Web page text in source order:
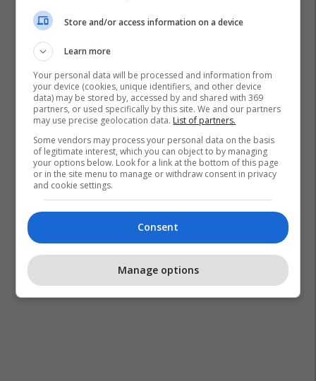
Store and/or access information on a device
Learn more
Your personal data will be processed and information from
your device (cookies, unique identifiers, and other device
data) may be stored by, accessed by and shared with 369
partners, or used specifically by this site. We and our partners
may use precise geolocation data. List of partners.
Some vendors may process your personal data on the basis
of legitimate interest, which you can object to by managing
your options below. Look for a link at the bottom of this page
or in the site menu to manage or withdraw consent in privacy
and cookie settings.
Consent
Manage options